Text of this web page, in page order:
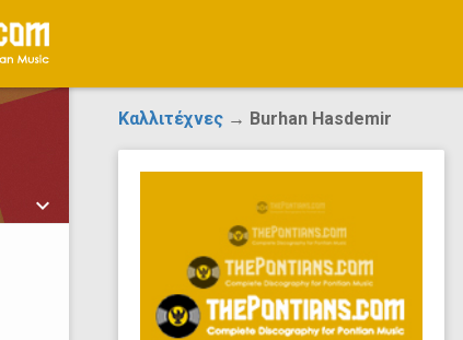
keyboard_arrow_down
Καλλιτέχνες → Burhan Hasdemir